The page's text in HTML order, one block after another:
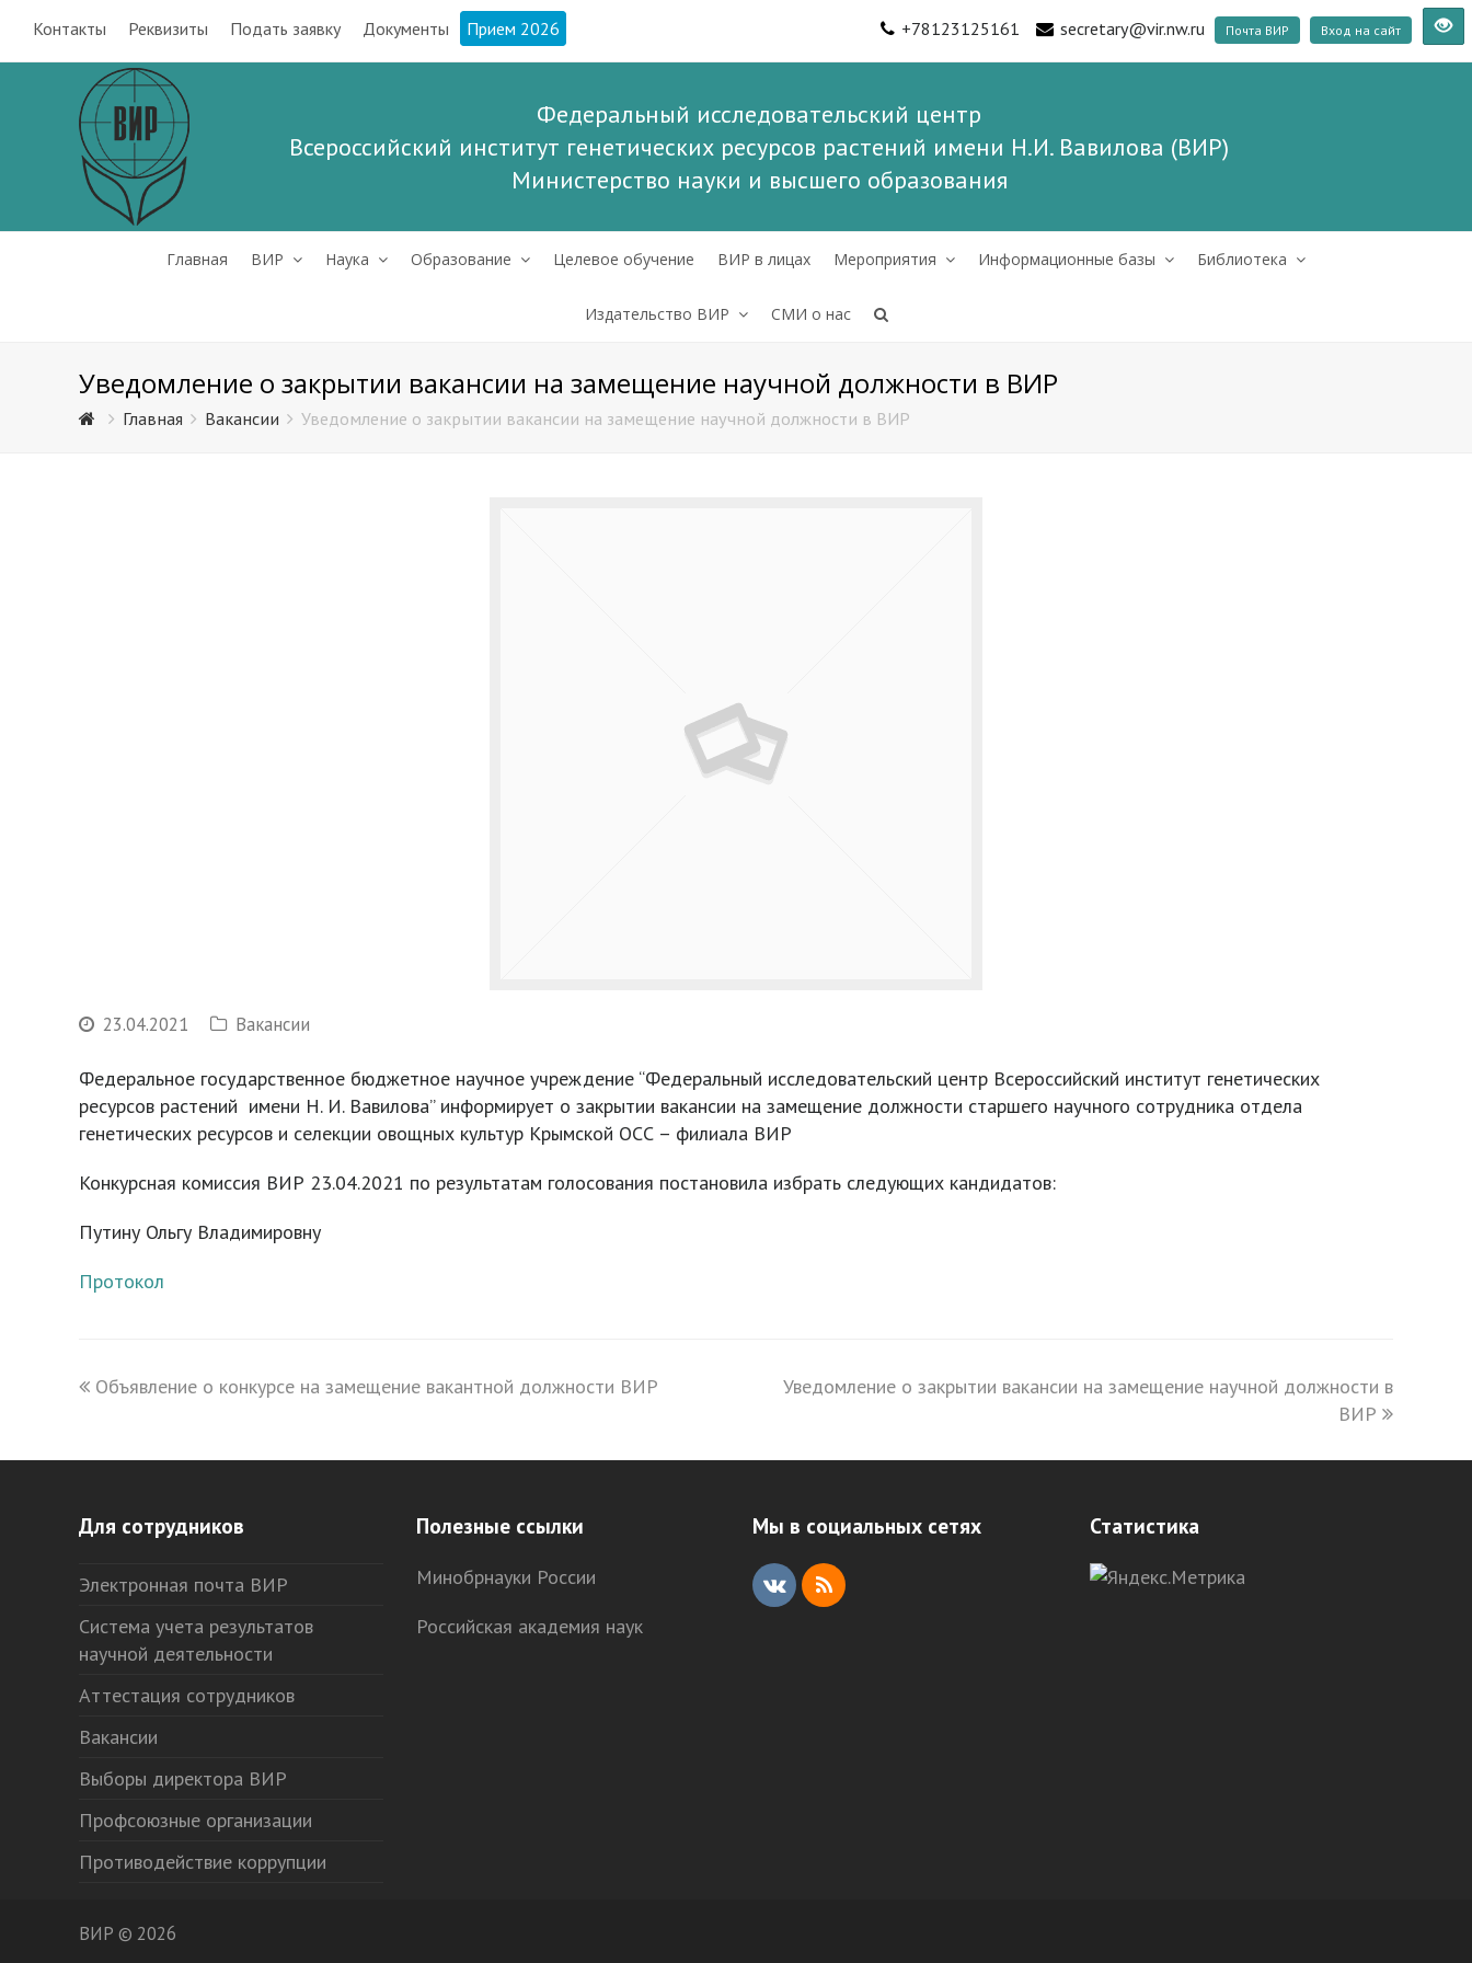
Контакты Реквизиты Подать заявку Документы Прием 2026 +78123125161 secretary@vir.nw.ru Почта ВИР Вход на сайт
Федеральный исследовательский центр
Всероссийский институт генетических ресурсов растений имени Н.И. Вавилова (ВИР)
Министерство науки и высшего образования
Главная ВИР Наука Образование Целевое обучение ВИР в лицах Мероприятия Информационные базы Библиотека
Издательство ВИР СМИ о нас
Уведомление о закрытии вакансии на замещение научной должности в ВИР
Главная Вакансии Уведомление о закрытии вакансии на замещение научной должности в ВИР
23.04.2021 Вакансии
Федеральное государственное бюджетное научное учреждение “Федеральный исследовательский центр Всероссийский институт генетических
ресурсов растений имени Н. И. Вавилова” информирует о закрытии вакансии на замещение должности старшего научного сотрудника отдела
генетических ресурсов и селекции овощных культур Крымской ОСС – филиала ВИР
Конкурсная комиссия ВИР 23.04.2021 по результатам голосования постановила избрать следующих кандидатов:
Путину Ольгу Владимировну
Протокол
previous
Объявление о конкурсе на замещение вакантной должности ВИР
next
Уведомление о закрытии вакансии на замещение научной должности в
ВИР
Для сотрудников
Электронная почта ВИР
Система учета результатов
научной деятельности
Аттестация сотрудников
Вакансии
Выборы директора ВИР
Профсоюзные организации
Противодействие коррупции
Полезные ссылки
Минобрнауки России
Российская академия наук
Мы в социальных сетях
V
R
Статистика
ВИР © 2026